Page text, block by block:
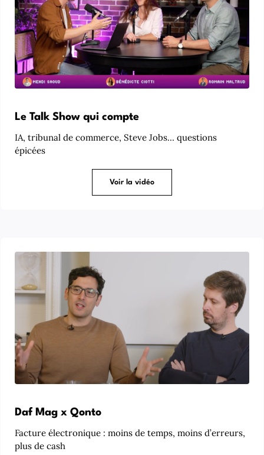
Le Talk Show qui compte
IA, tribunal de commerce, Steve Jobs… questions
épicées
Voir la vidéo
Daf Mag x Qonto
Facture électronique : moins de temps, moins d’erreurs,
plus de cash